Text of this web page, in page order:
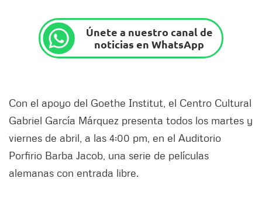
Únete a nuestro canal de
noticias en WhatsApp
Con el apoyo del Goethe Institut, el Centro Cultural
Gabriel García Márquez presenta todos los martes y
viernes de abril, a las 4:00 pm, en el Auditorio
Porfirio Barba Jacob, una serie de películas
alemanas con entrada libre.